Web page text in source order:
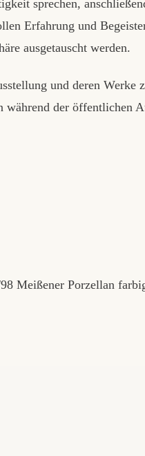
sprechen,
Erfahrung und
ausgetauscht werden.
und deren Werke
der öffentlichen
Meißener Porzellan